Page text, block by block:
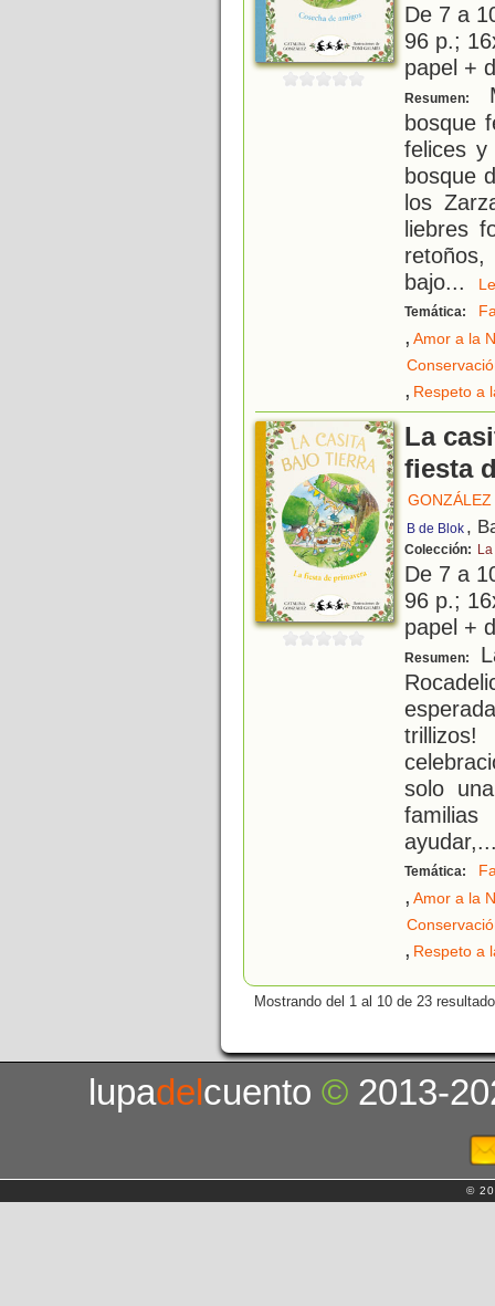
De 7 a
96 p.;
papel +
Resumen:
bosque
felices y
bosque
los
liebres
bajo...
Temática:
, Amor a la
, Respeto a
La
fiesta
GONZÁLEZ
B de Blok ,
Colección:
De 7 a
96 p.;
papel +
Resumen:
solo
ayudar,
Temática:
, Amor a la
, Respeto a
Mostrando del 1 al 10 de 23
lupadelcuento© 2013-
©